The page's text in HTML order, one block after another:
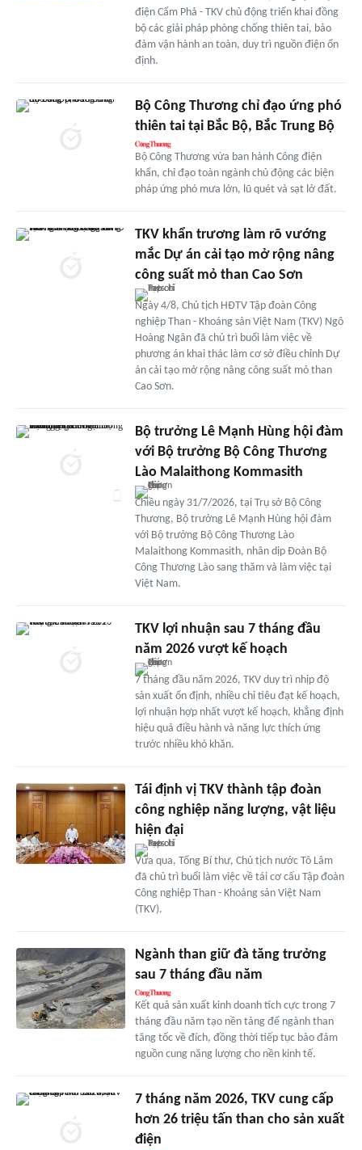
điện Cẩm Phả - TKV chủ động triển khai đồng
bộ các giải pháp phòng chống thiên tai, bảo
đảm vận hành an toàn, duy trì nguồn điện ổn
định.
Bộ Công Thương chỉ đạo ứng phó
thiên tai tại Bắc Bộ, Bắc Trung Bộ
Bộ Công Thương vừa ban hành Công điện
khẩn, chỉ đạo toàn ngành chủ động các biện
pháp ứng phó mưa lớn, lũ quét và sạt lở đất.
TKV khẩn trương làm rõ vướng
mắc Dự án cải tạo mở rộng nâng
công suất mỏ than Cao Sơn
Ngày 4/8, Chủ tịch HĐTV Tập đoàn Công
nghiệp Than - Khoáng sản Việt Nam (TKV) Ngô
Hoàng Ngân đã chủ trì buổi làm việc về
phương án khai thác làm cơ sở điều chỉnh Dự
án cải tạo mở rộng nâng công suất mỏ than
Cao Sơn.
Bộ trưởng Lê Mạnh Hùng hội đàm
với Bộ trưởng Bộ Công Thương
Lào Malaithong Kommasith
Chiều ngày 31/7/2026, tại Trụ sở Bộ Công
Thương, Bộ trưởng Lê Mạnh Hùng hội đàm
với Bộ trưởng Bộ Công Thương Lào
Malaithong Kommasith, nhân dịp Đoàn Bộ
Công Thương Lào sang thăm và làm việc tại
Việt Nam.
TKV lợi nhuận sau 7 tháng đầu
năm 2026 vượt kế hoạch
7 tháng đầu năm 2026, TKV duy trì nhịp độ
sản xuất ổn định, nhiều chỉ tiêu đạt kế hoạch,
lợi nhuận hợp nhất vượt kế hoạch, khẳng định
hiệu quả điều hành và năng lực thích ứng
trước nhiều khó khăn.
Tái định vị TKV thành tập đoàn
công nghiệp năng lượng, vật liệu
hiện đại
Vừa qua, Tổng Bí thư, Chủ tịch nước Tô Lâm
đã chủ trì buổi làm việc về tái cơ cấu Tập đoàn
Công nghiệp Than - Khoáng sản Việt Nam
(TKV).
Ngành than giữ đà tăng trưởng
sau 7 tháng đầu năm
Kết quả sản xuất kinh doanh tích cực trong 7
tháng đầu năm tạo nền tảng để ngành than
tăng tốc về đích, đồng thời tiếp tục bảo đảm
nguồn cung năng lượng cho nền kinh tế.
7 tháng năm 2026, TKV cung cấp
hơn 26 triệu tấn than cho sản xuất
điện